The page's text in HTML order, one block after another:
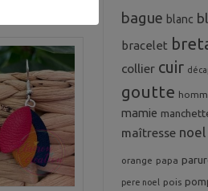
bague blanc
bracelet
collier cuir
goutte
mamie
maîtresse noel
orange papa
pere noel pois